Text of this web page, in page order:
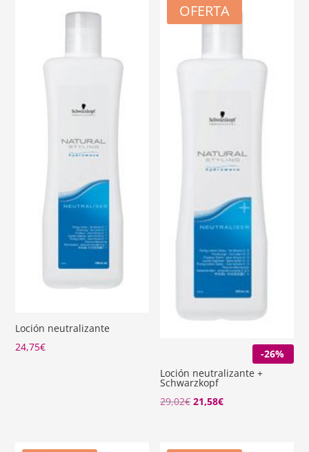
Loción neutralizante
24,75€
OFERTA
-26%
Loción neutralizante +
Schwarzkopf
29,02€ El
21,58€El